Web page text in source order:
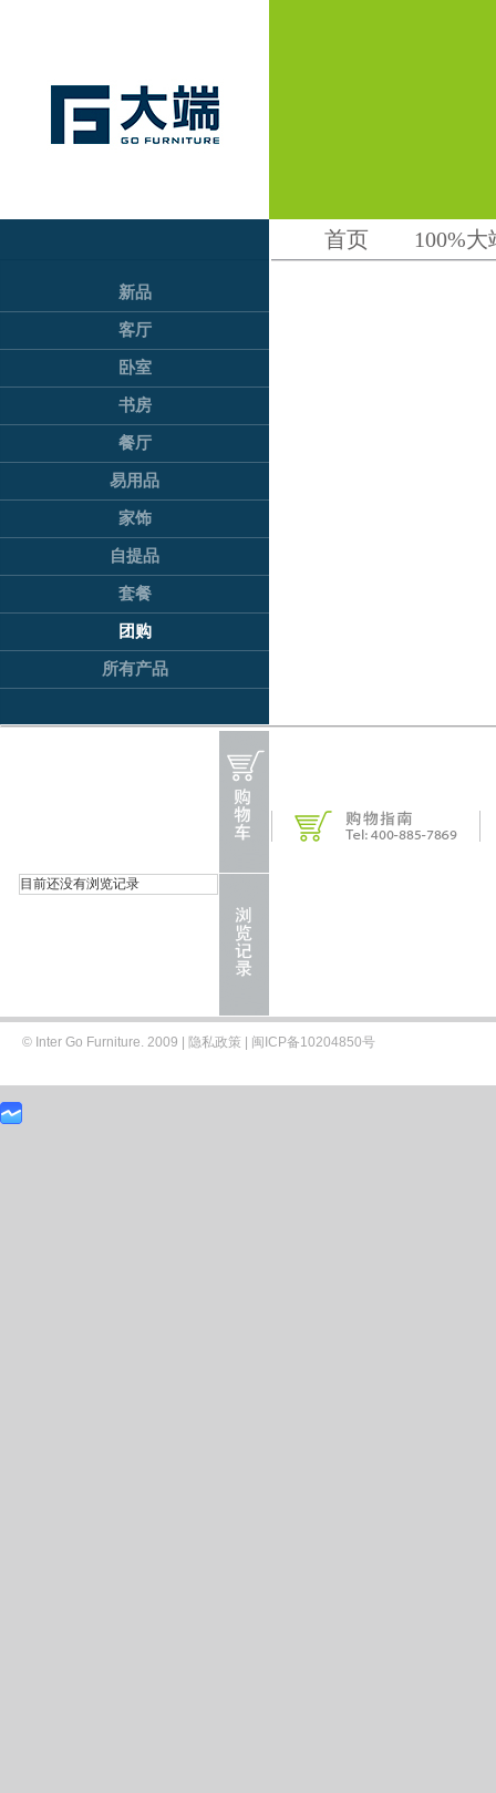
首页 100%大
新品
客厅
卧室
书房
餐厅
易用品
家饰
自提品
套餐
团购
所有产品
目前还没有浏览记录
© Inter Go Furniture. 2009 | 隐私政策 闽ICP备10204850号